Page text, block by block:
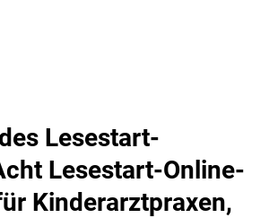
Lesestart-
Lesestart-Online-
Kinderarztpraxen,